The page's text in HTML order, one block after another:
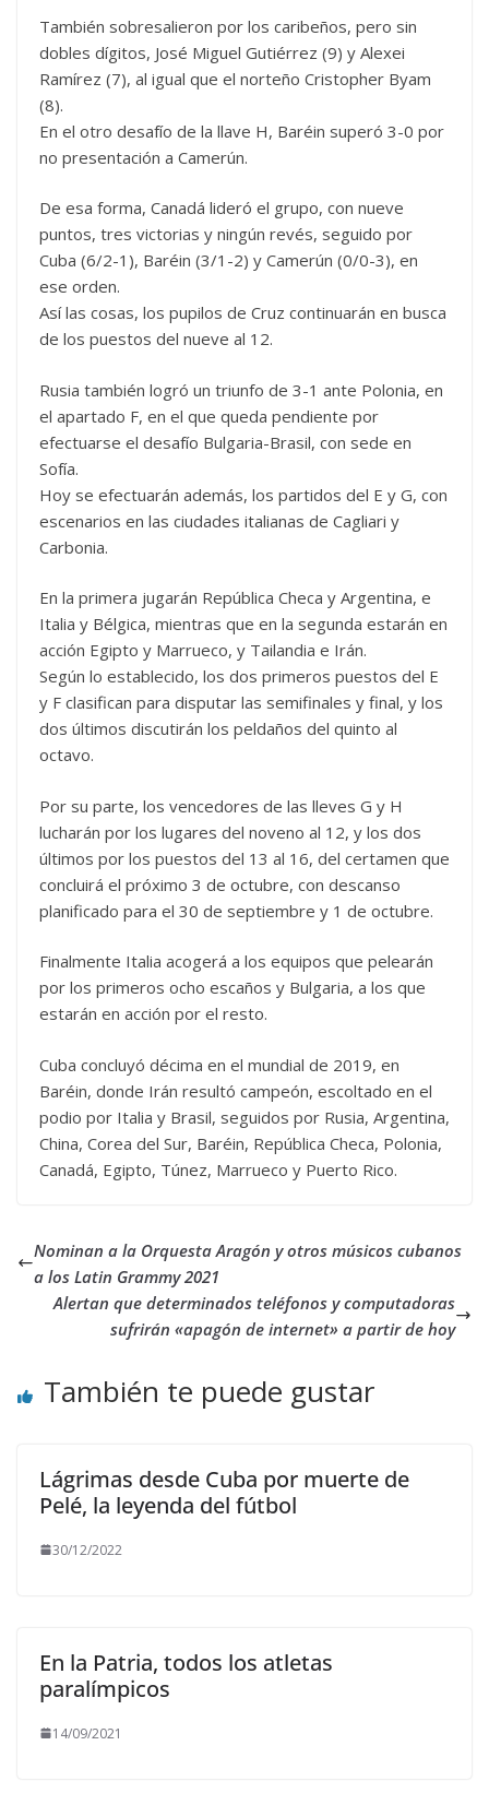
También sobresalieron por los caribeños, pero sin
dobles dígitos, José Miguel Gutiérrez (9) y Alexei
Ramírez (7), al igual que el norteño Cristopher Byam
(8).
En el otro desafío de la llave H, Baréin superó 3-0 por
no presentación a Camerún.
De esa forma, Canadá lideró el grupo, con nueve
puntos, tres victorias y ningún revés, seguido por
Cuba (6/2-1), Baréin (3/1-2) y Camerún (0/0-3), en
ese orden.
Así las cosas, los pupilos de Cruz continuarán en busca
de los puestos del nueve al 12.
Rusia también logró un triunfo de 3-1 ante Polonia, en
el apartado F, en el que queda pendiente por
efectuarse el desafío Bulgaria-Brasil, con sede en
Sofía.
Hoy se efectuarán además, los partidos del E y G, con
escenarios en las ciudades italianas de Cagliari y
Carbonia.
En la primera jugarán República Checa y Argentina, e
Italia y Bélgica, mientras que en la segunda estarán en
acción Egipto y Marrueco, y Tailandia e Irán.
Según lo establecido, los dos primeros puestos del E
y F clasifican para disputar las semifinales y final, y los
dos últimos discutirán los peldaños del quinto al
octavo.
Por su parte, los vencedores de las lleves G y H
lucharán por los lugares del noveno al 12, y los dos
últimos por los puestos del 13 al 16, del certamen que
concluirá el próximo 3 de octubre, con descanso
planificado para el 30 de septiembre y 1 de octubre.
Finalmente Italia acogerá a los equipos que pelearán
por los primeros ocho escaños y Bulgaria, a los que
estarán en acción por el resto.
Cuba concluyó décima en el mundial de 2019, en
Baréin, donde Irán resultó campeón, escoltado en el
podio por Italia y Brasil, seguidos por Rusia, Argentina,
China, Corea del Sur, Baréin, República Checa, Polonia,
Canadá, Egipto, Túnez, Marrueco y Puerto Rico.
Nominan a la Orquesta Aragón y otros músicos cubanos
a los Latin Grammy 2021
Alertan que determinados teléfonos y computadoras
sufrirán «apagón de internet» a partir de hoy
También te puede gustar
Lágrimas desde Cuba por muerte de
Pelé, la leyenda del fútbol
30/12/2022
En la Patria, todos los atletas
paralímpicos
14/09/2021